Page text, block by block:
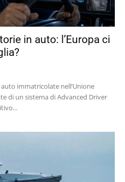
in auto: l’Europa ci
immatricolate nell’Unione
di un sistema di Advanced Driver